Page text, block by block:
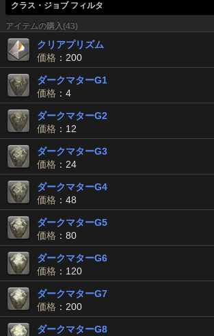
クラス・ジョブ フィルタ
アイテムの購入(43)
クリアプリズム
価格 ：200
ダークマターG1
価格 ：4
ダークマターG2
価格 ：12
ダークマターG3
価格 ：24
ダークマターG4
価格 ：48
ダークマターG5
価格 ：80
ダークマターG6
価格 ：120
ダークマターG7
価格 ：200
ダークマターG8